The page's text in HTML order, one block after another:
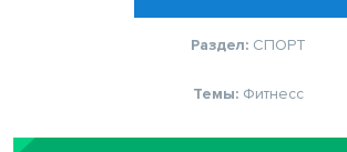
Раздел: СПОРТ
Темы: Фитнесс